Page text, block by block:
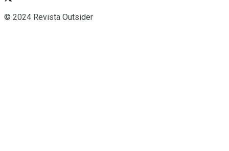
© 2024 Revista Outsider